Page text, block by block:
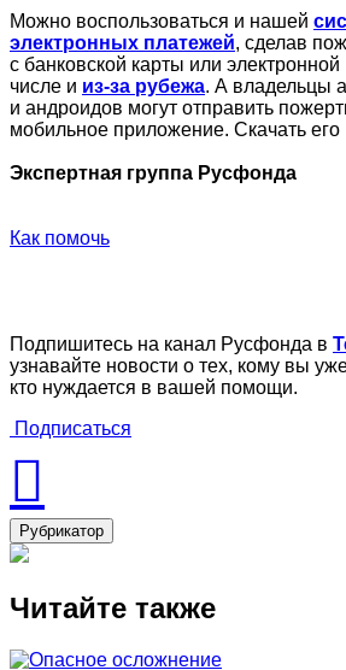
Можно воспользоваться и нашей
электронных платежей, сделав
с банковской карты или
числе и из-за рубежа. А владельцы
и андроидов могут отправить
мобильное приложение. Скачать
Экспертная группа Русфонда
Как помочь
Подпишитесь на канал Русфонда в
узнавайте новости о тех, кому вы
кто нуждается в вашей помощи.
Подписаться
Рубрикатор
Читайте также